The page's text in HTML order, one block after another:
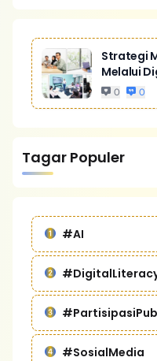
Strategi
Melalui
Bisnis
0 0
Tagar Populer
#AI
#SosialMedia